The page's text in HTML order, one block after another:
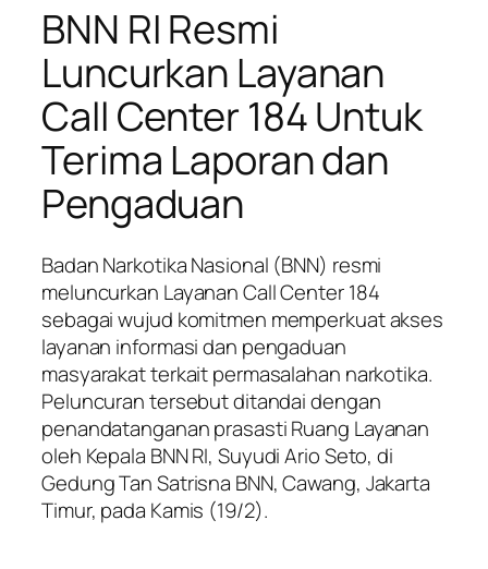
BNN RI Resmi
Luncurkan Layanan
Call Center 184 Untuk
Terima Laporan dan
Pengaduan
Badan Narkotika Nasional (BNN) resmi
meluncurkan Layanan Call Center 184
sebagai wujud komitmen memperkuat akses
layanan informasi dan pengaduan
masyarakat terkait permasalahan narkotika.
Peluncuran tersebut ditandai dengan
penandatanganan prasasti Ruang Layanan
oleh Kepala BNN RI, Suyudi Ario Seto, di
Gedung Tan Satrisna BNN, Cawang, Jakarta
Timur, pada Kamis (19/2).